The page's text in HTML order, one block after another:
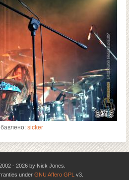
sicker
- 2026 by Nick Jones.
under GNU Affero GPL v3.